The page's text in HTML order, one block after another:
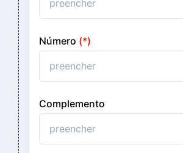
Número (*)
Complemento